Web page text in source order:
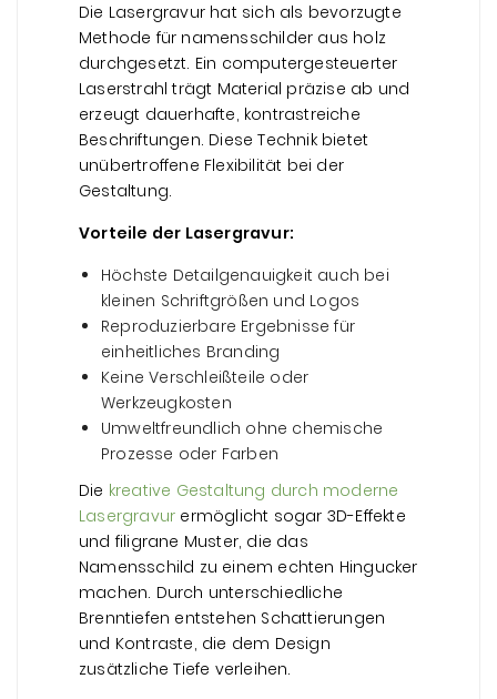
Die Lasergravur hat sich als bevorzugte
Methode für namensschilder aus holz
durchgesetzt. Ein computergesteuerter
Laserstrahl trägt Material präzise ab und
erzeugt dauerhafte, kontrastreiche
Beschriftungen. Diese Technik bietet
unübertroffene Flexibilität bei der
Gestaltung.
Vorteile der Lasergravur:
Höchste Detailgenauigkeit auch bei
kleinen Schriftgrößen und Logos
Reproduzierbare Ergebnisse für
einheitliches Branding
Keine Verschleißteile oder
Werkzeugkosten
Umweltfreundlich ohne chemische
Prozesse oder Farben
Die kreative Gestaltung durch moderne
Lasergravur ermöglicht sogar 3D-Effekte
und filigrane Muster, die das
Namensschild zu einem echten Hingucker
machen. Durch unterschiedliche
Brenntiefen entstehen Schattierungen
und Kontraste, die dem Design
zusätzliche Tiefe verleihen.